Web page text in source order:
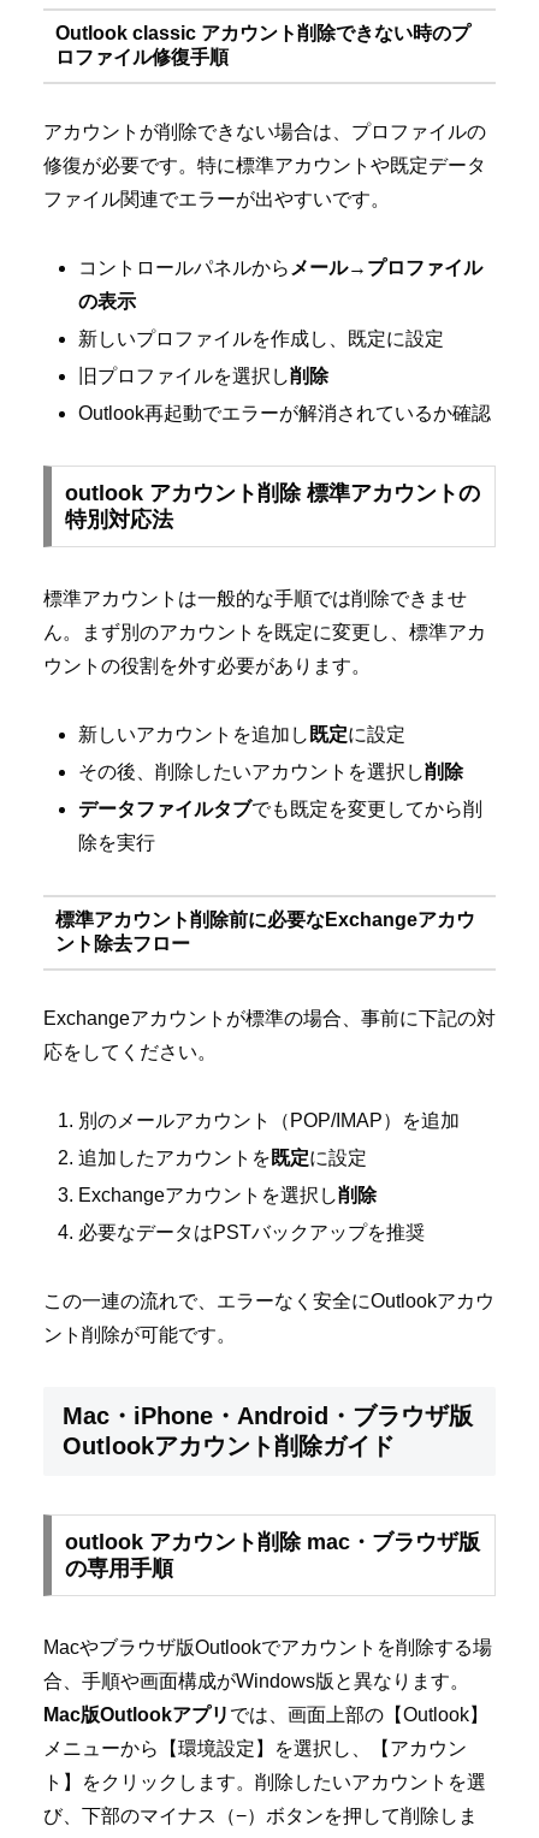
Outlook classic アカウント削除できない時のプ
ロファイル修復手順
アカウントが削除できない場合は、プロファイルの
修復が必要です。特に標準アカウントや既定データ
ファイル関連でエラーが出やすいです。
コントロールパネルから メール→ プロファイル
の表示
新しいプロファイルを作成し、既定に設定
旧プロファイルを選択し削除
Outlook再起動でエラーが解消されているか確認
outlook アカウント削除 標準アカウントの
特別対応法
標準アカウントは一般的な手順では削除できませ
ん。まず別のアカウントを既定に変更し、標準アカ
ウントの役割を外す必要があります。
新しいアカウントを追加し 既定に設定
その後、削除したいアカウントを選択し削除
データファイルタブでも既定を変更してから削
除を実行
標準アカウント削除前に必要なExchangeアカウ
ント除去フロー
Exchangeアカウントが標準の場合、事前に下記の対
応をしてください。
別のメールアカウント（POP/IMAP）を追加
追加したアカウントを 既定に設定
Exchangeアカウントを選択し削除
必要なデータはPSTバックアップを推奨
この一連の流れで、エラーなく安全にOutlookアカウ
ント削除が可能です。
Mac・iPhone・Android・ブラウザ版
Outlookアカウント削除ガイド
outlook アカウント削除 mac・ブラウザ版
の専用手順
Macやブラウザ版Outlookでアカウントを削除する場
合、手順や画面構成がWindows版と異なります。
Mac版Outlookアプリ では、画面上部の【Outlook】
メニューから【環境設定】を選択し、【アカウン
ト】をクリックします。削除したいアカウントを選
び、下部のマイナス（−）ボタンを押して削除しま